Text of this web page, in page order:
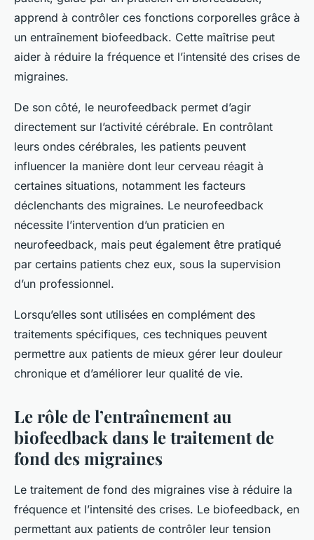
apprend à contrôler ces fonctions corporelles grâce à
un entraînement biofeedback. Cette maîtrise peut
aider à réduire la fréquence et l’intensité des crises de
migraines.
De son côté, le neurofeedback permet d’agir
directement sur l’activité cérébrale. En contrôlant
leurs ondes cérébrales, les patients peuvent
influencer la manière dont leur cerveau réagit à
certaines situations, notamment les facteurs
déclenchants des migraines. Le neurofeedback
nécessite l’intervention d’un praticien en
neurofeedback, mais peut également être pratiqué
par certains patients chez eux, sous la supervision
d’un professionnel.
Lorsqu’elles sont utilisées en complément des
traitements spécifiques, ces techniques peuvent
permettre aux patients de mieux gérer leur douleur
chronique et d’améliorer leur qualité de vie.
Le rôle de l’entraînement au
biofeedback dans le traitement de
fond des migraines
Le traitement de fond des migraines vise à réduire la
fréquence et l’intensité des crises. Le biofeedback, en
permettant aux patients de contrôler leur tension